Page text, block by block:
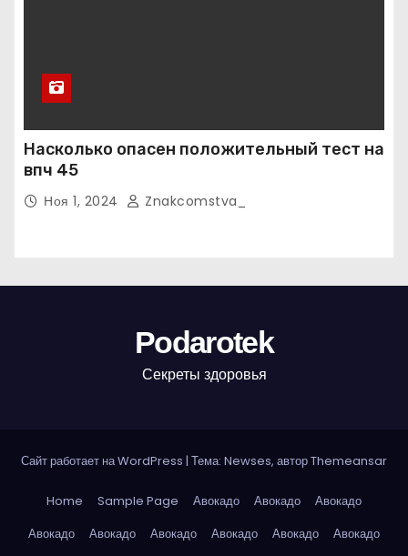
Насколько опасен положительный тест на
впч 45
Ноя 1, 2024 Znakcomstva_
Podarotek
Секреты здоровья
Сайт работает на WordPress | Тема: Newses, авторThemeansar
Home Sample Page Авокадо Авокадо
Авокадо
Авокадо
Авокадо Авокадо Авокадо Авокадо
Авокадо